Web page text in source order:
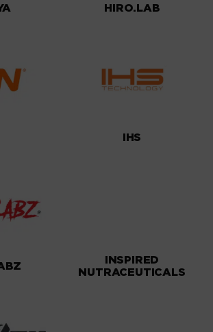
HIRO.LAB
IHS
INSPIRED
NUTRACEUTICALS